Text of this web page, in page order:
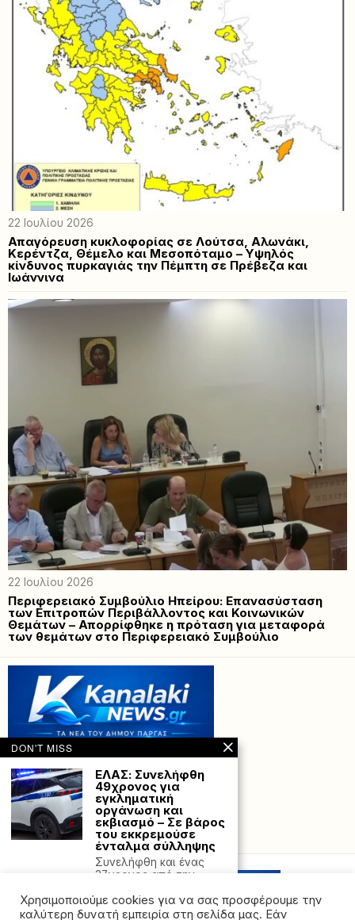
22 Ιουλίου 2026
Απαγόρευση κυκλοφορίας σε Λούτσα, Αλωνάκι,
Κερέντζα, Θέμελο και Μεσοπόταμο – Υψηλός
κίνδυνος πυρκαγιάς την Πέμπτη σε Πρέβεζα και
Ιωάννινα
22 Ιουλίου 2026
Περιφερειακό Συμβούλιο Ηπείρου: Επανασύσταση
των Επιτροπών Περιβάλλοντος και Κοινωνικών
Θεμάτων – Απορρίφθηκε η πρόταση για μεταφορά
των θεμάτων στο Περιφερειακό Συμβούλιο
Powered with by Hostville”)
Χρησιμοποιούμε cookies για να σας προσφέρουμε την
καλύτερη δυνατή εμπειρία στη σελίδα μας. Εάν
DON'T MISS
ΕΛΑΣ: Συνελήφθη
49χρονος για
εγκληματική
οργάνωση και
εκβιασμό – Σε βάρος
του εκκρεμούσε
ένταλμα σύλληψης
Συνελήφθη και ένας
37χρονος από την
ενός